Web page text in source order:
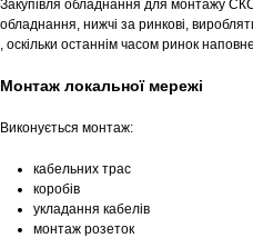
Закупівля обладнання для монтажу
обладнання, нижчі за ринкові,
, оскільки останнім часом ринок
Монтаж локальної мережі
Виконується монтаж:
кабельних трас
коробів
укладання кабелів
монтаж розеток